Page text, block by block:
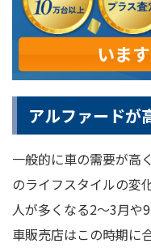
アルファードが
一般的に車の需要が高
のライフスタイルの変
人が多くなる2～3月や
車販売店はこの時期に